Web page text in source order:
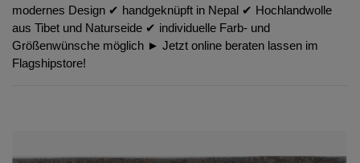
modernes Design ✔︎ handgeknüpft in Nepal ✔︎ Hochlandwolle
aus Tibet und Naturseide ✔︎ individuelle Farb- und
Größenwünsche möglich ► Jetzt online beraten lassen im
Flagshipstore!